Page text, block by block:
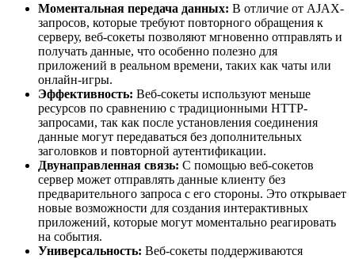
Моментальная передача данных: В отличие от AJAX-
запросов, которые требуют повторного обращения к
серверу, веб-сокеты позволяют мгновенно отправлять и
получать данные, что особенно полезно для
приложений в реальном времени, таких как чаты или
онлайн-игры.
Эффективность: Веб-сокеты используют меньше
ресурсов по сравнению с традиционными HTTP-
запросами, так как после установления соединения
данные могут передаваться без дополнительных
заголовков и повторной аутентификации.
Двунаправленная связь: С помощью веб-сокетов
сервер может отправлять данные клиенту без
предварительного запроса с его стороны. Это открывает
новые возможности для создания интерактивных
приложений, которые могут моментально реагировать
на события.
Универсальность: Веб-сокеты поддерживаются